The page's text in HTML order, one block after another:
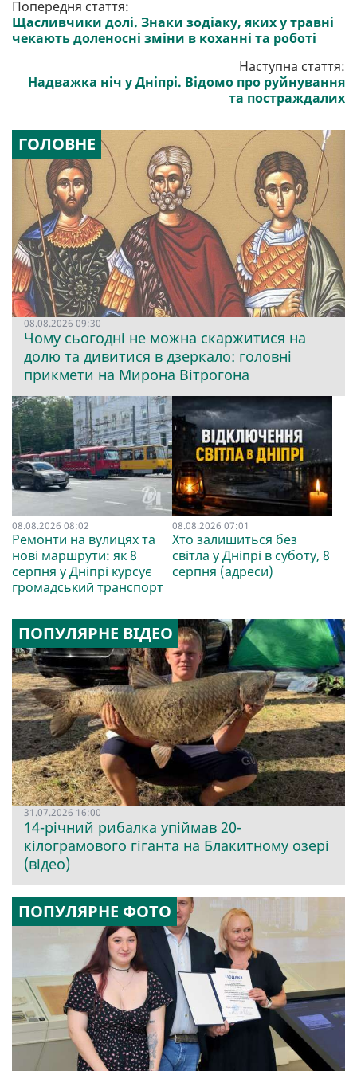
Попередня стаття:
Щасливчики долі. Знаки зодіаку, яких у травні
чекають доленосні зміни в коханні та роботі
Наступна стаття:
Надважка ніч у Дніпрі. Відомо про руйнування
та постраждалих
ГОЛОВНЕ
08.08.2026 09:30
Чому сьогодні не можна скаржитися на
долю та дивитися в дзеркало: головні
прикмети на Мирона Вітрогона
08.08.2026 08:02
Ремонти на вулицях та
нові маршрути: як 8
серпня у Дніпрі курсує
громадський транспорт
08.08.2026 07:01
Хто залишиться без
світла у Дніпрі в суботу, 8
серпня (адреси)
ПОПУЛЯРНЕ ВІДЕО
31.07.2026 16:00
14-річний рибалка упіймав 20-
кілограмового гіганта на Блакитному озері
(відео)
ПОПУЛЯРНЕ ФОТО